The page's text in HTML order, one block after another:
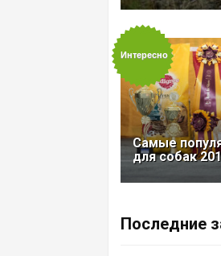
Интересно
Самые
для собак
Последние